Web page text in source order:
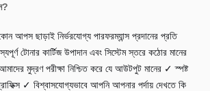
৯০% এর বেশি দৃঢ়তার মান নির্ধারণ
ডাবল ইমেজ চালকতা এবং মুদ্রণ মাধ্যম দ্বারা
প্রভাবিত হয়
ছাড়াই নির্ভরযোগ্য পারফরম্যান্স প্রদানের প্রতি
টোনার কার্টিজ উপাদান এবং সিস্টেম স্তরে কঠোর মানের
মুদ্রণ পরীক্ষা নিশ্চিত করে যে আউটপুট মানের ✓ স্পষ্ট
✓ বিশ্বাসযোগ্যভাবে আপনি আপনার পর্দায় দেখতে কি